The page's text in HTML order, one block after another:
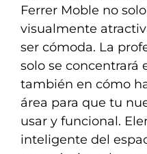
Ferrer Moble no
visualmente
ser cómoda. La
solo se concentrará
también en cómo
área para que tu
usar y funcional.
inteligente del